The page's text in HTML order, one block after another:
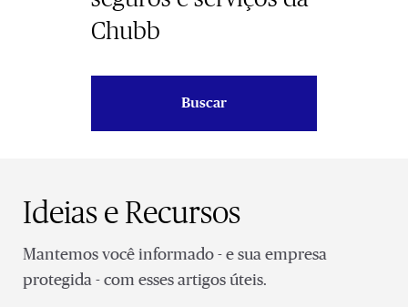
Chubb
Buscar
Ideias e Recursos
Mantemos você informado - e sua empresa
protegida - com esses artigos úteis.